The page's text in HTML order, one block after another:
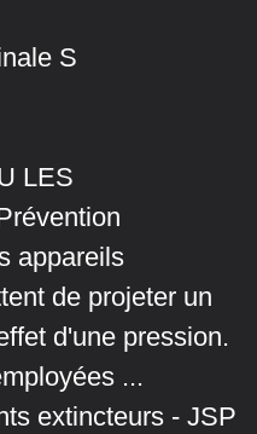
S
LES
appareils
de projeter un
d'une pression.
...
extincteurs - JSP